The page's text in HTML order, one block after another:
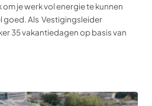
je werk vol energie te kunnen
goed. Als Vestigingsleider
35 vakantiedagen op basis van